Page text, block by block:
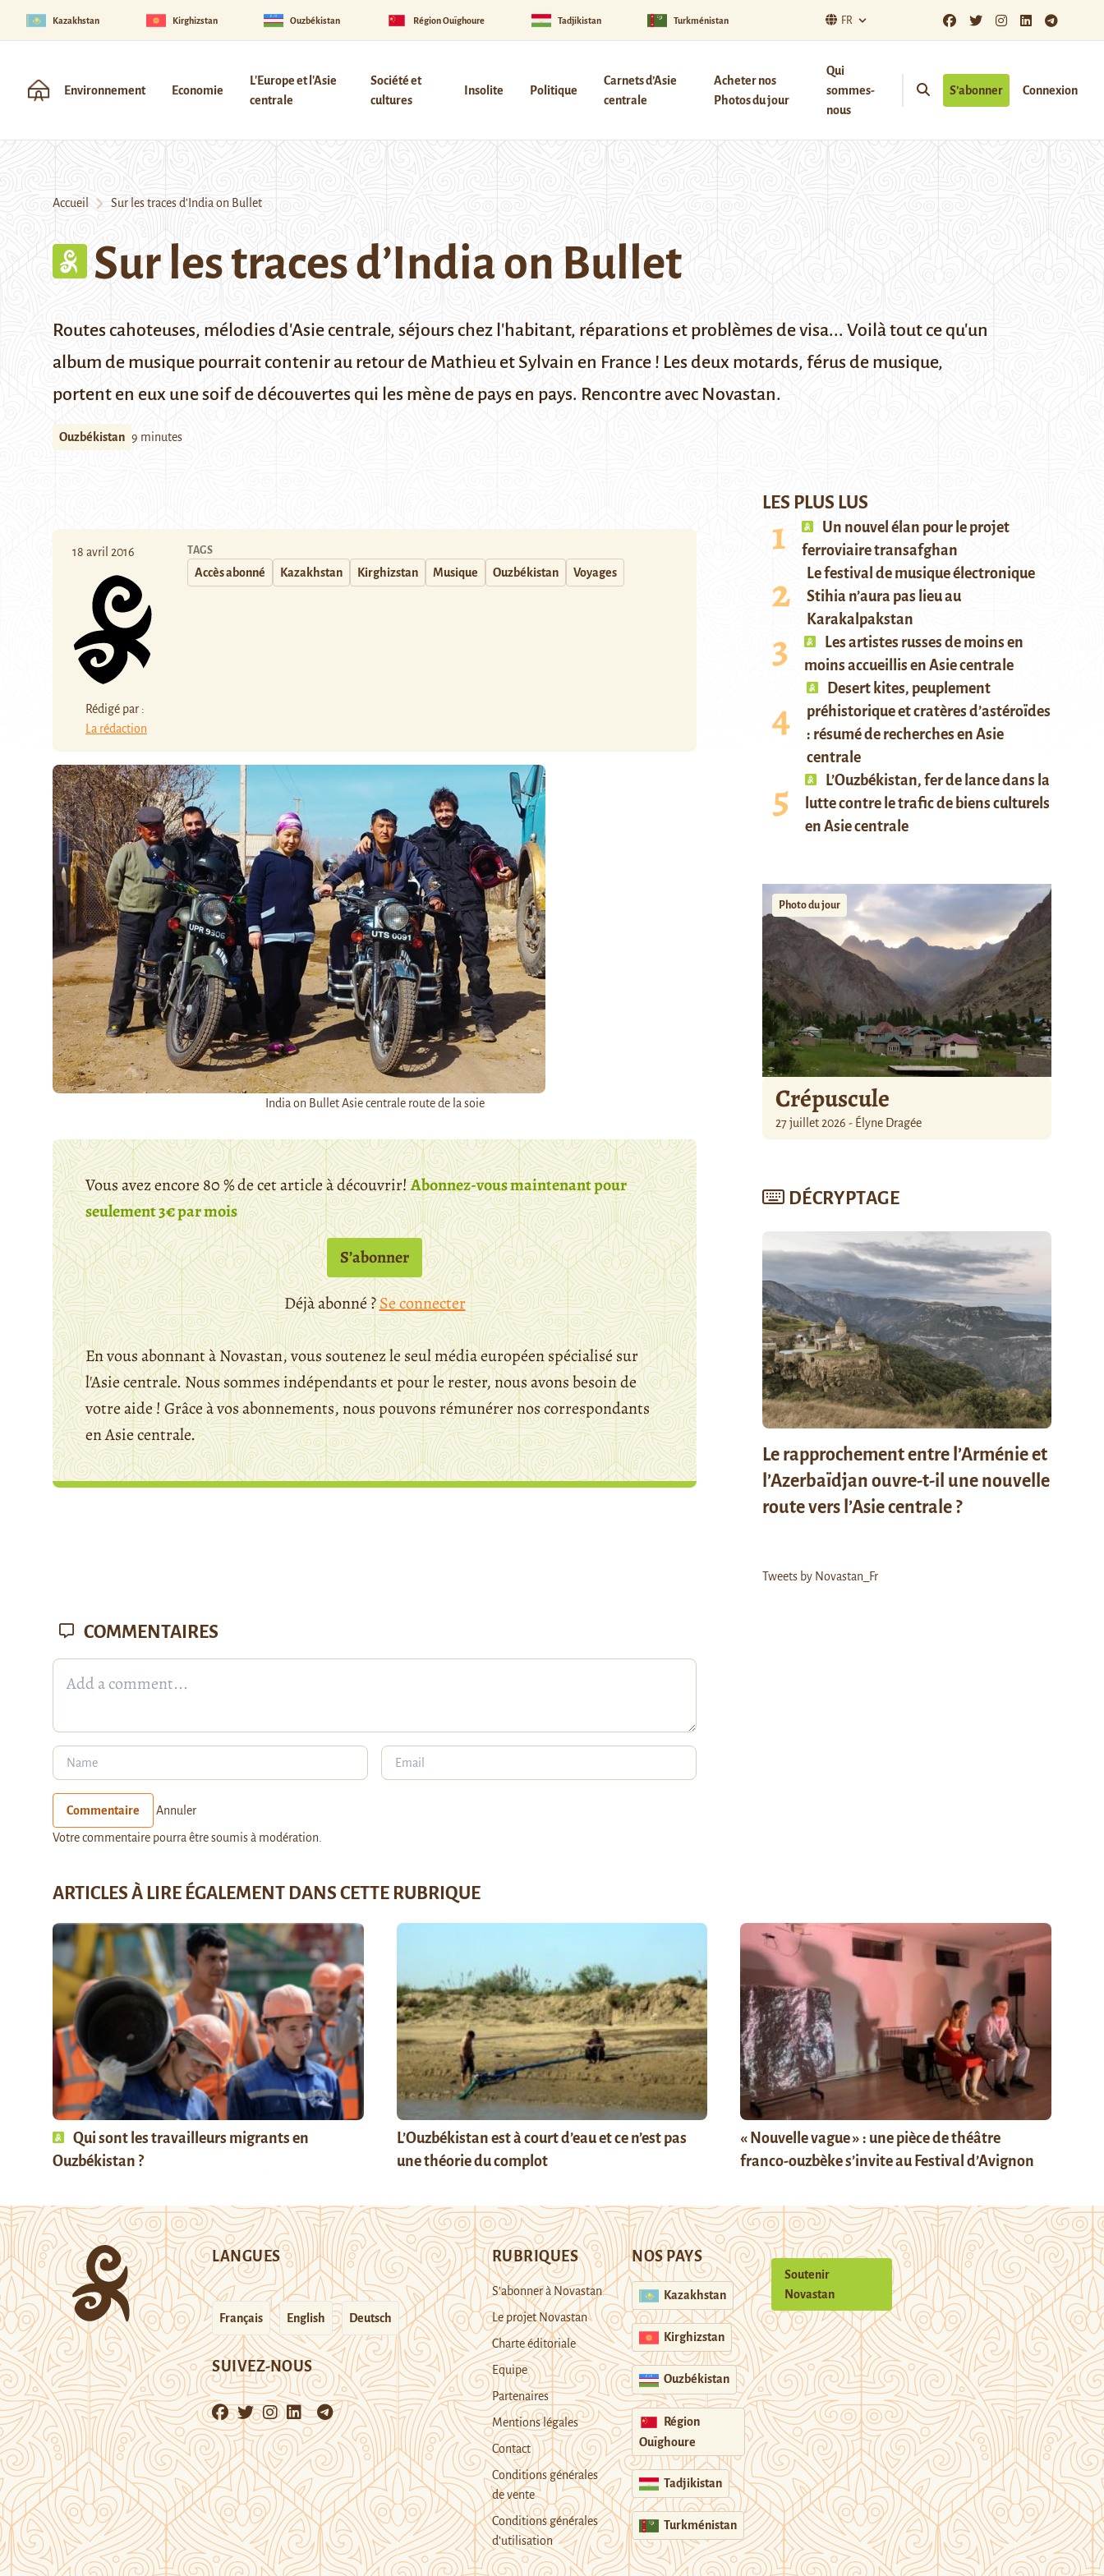
Kazakhstan Kirghizstan Ouzbékistan Région Ouïghoure Tadjikistan Turkménistan FR
Environnement Economie
L'Europe et l'Asie
centrale
Société et
cultures
Insolite Politique
Carnets d’Asie
centrale
Acheter nos
Photos du jour
Qui
sommes-
nous
S’abonner Connexion
Accueil Sur les traces d’India on Bullet
Sur les traces d’India on Bullet
Routes cahoteuses, mélodies d'Asie centrale, séjours chez l'habitant, réparations et problèmes de visa... Voilà tout ce qu'un
album de musique pourrait contenir au retour de Mathieu et Sylvain en France ! Les deux motards, férus de musique,
portent en eux une soif de découvertes qui les mène de pays en pays. Rencontre avec Novastan.
Ouzbékistan 9 minutes
18 avril 2016
Rédigé par :
La rédaction
TAGS
Accès abonné Kazakhstan Kirghizstan Musique Ouzbékistan Voyages
India on Bullet Asie centrale route de la soie
Vous avez encore 80 % de cet article à découvrir!Abonnez-vous maintenant pour
seulement 3€ par mois
S’abonner
Déjà abonné ?Se connecter
En vous abonnant à Novastan, vous soutenez le seul média européen spécialisé sur
l'Asie centrale. Nous sommes indépendants et pour le rester, nous avons besoin de
votre aide ! Grâce à vos abonnements, nous pouvons rémunérer nos correspondants
en Asie centrale.
LES PLUS LUS
Un nouvel élan pour le projet
ferroviaire transafghan
Le festival de musique électronique
Stihia n’aura pas lieu au
Karakalpakstan
Les artistes russes de moins en
moins accueillis en Asie centrale
Desert kites, peuplement
préhistorique et cratères d’astéroïdes
: résumé de recherches en Asie
centrale
L’Ouzbékistan, fer de lance dans la
lutte contre le trafic de biens culturels
en Asie centrale
Photo du jour
Crépuscule
27 juillet 2026 - Élyne Dragée
DÉCRYPTAGE
Le rapprochement entre l’Arménie et
l’Azerbaïdjan ouvre-t-il une nouvelle
route vers l’Asie centrale ?
Tweets by Novastan_Fr
COMMENTAIRES
Commentaire Annuler
Votre commentaire pourra être soumis à modération.
ARTICLES À LIRE ÉGALEMENT DANS CETTE RUBRIQUE
Qui sont les travailleurs migrants en
Ouzbékistan ?
L’Ouzbékistan est à court d’eau et ce n’est pas
une théorie du complot
« Nouvelle vague » : une pièce de théâtre
franco-ouzbèke s’invite au Festival d’Avignon
LANGUES
Français English Deutsch
SUIVEZ-NOUS
RUBRIQUES
S’abonner à Novastan
Le projet Novastan
Charte éditoriale
Equipe
Partenaires
Mentions légales
Contact
Conditions générales
de vente
Conditions générales
d’utilisation
NOS PAYS
Kazakhstan
Kirghizstan
Ouzbékistan
Région
Ouïghoure
Tadjikistan
Turkménistan
Soutenir
Novastan